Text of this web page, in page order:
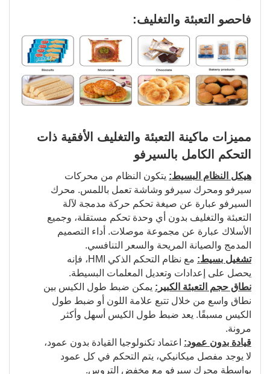
فاحصو التعبئة والتغليف:
مميزات ماكينة التعبئة والتغليف الأفقية ذات
التحكم الكامل بالسيرفو
هيكل النظام البسيط: يتكون النظام من محركات
سيرفو ومحرك سيرفو وشاشة تعمل باللمس. محرك
السيرفو عبارة عن صيغة تحكم حركة مدمجة لآلة
التعبئة والتغليف بدون أي وحدة تحكم مستقلة، وجميع
الأسلاك عبارة عن مجموعة موصلات. أداء التصميم
المدمج والصيانة المريحة والسعر التنافسي.
تشغيل بسيط:
مع نظام التحكم الذكي HMI، فإنه
يحصل على إعدادات وتعديل المعلمات البسيطة.
نطاق حجم التعبئة الكبير: يمكن ضبط طول الكيس بين
نطاق واسع من خلال تتبع علامة اللون أو ضبط طول
الكيس مسبقًا. يعد ضبط طول الكيس أسهل وأكثر
مرونة.
قيادة بدون عمود: اعتماد تكنولوجيا القيادة بدون عمود،
لا يوجد مفصل ميكانيكي، يتم التحكم في كل عمود
بواسطة محرك سيرفو مع مخفض التروس.